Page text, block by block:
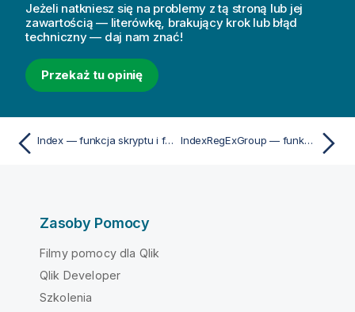
Jeżeli natkniesz się na problemy z tą stroną lub jej
zawartością — literówkę, brakujący krok lub błąd
techniczny — daj nam znać!
Przekaż tu opinię
Index — funkcja skryptu i funkcja wykresu IndexRegExGroup — funkcja skryptu i funkcja wykresu
Zasoby Pomocy
Filmy pomocy dla Qlik
Qlik Developer
Szkolenia